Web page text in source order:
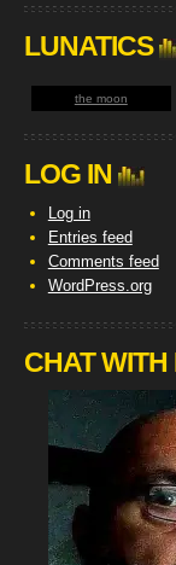
LUNATICS
the moon
LOG IN
Log in
Entries feed
Comments feed
WordPress.org
CHAT WITH